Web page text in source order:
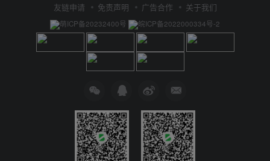
友链申请 免责声明 广告合作 关于我们
萌ICP备20232400号 皖ICP备2022000334号-2